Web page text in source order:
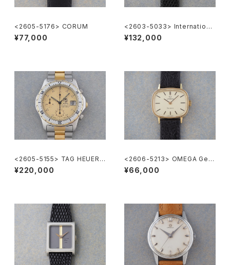
<2605-5176> CORUM
¥77,000
<2603-5033> Internationa
l Watch Co.
¥132,000
<2605-5155> TAG HEUER 2
000 Chronograph
¥220,000
<2606-5213> OMEGA Gen
eve
¥66,000